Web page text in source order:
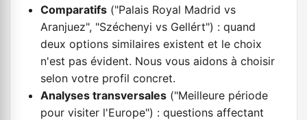
Comparatifs ("Palais Royal Madrid vs
Aranjuez", "Széchenyi vs Gellért") : quand
deux options similaires existent et le choix
n'est pas évident. Nous vous aidons à choisir
selon votre profil concret.
Analyses transversales ("Meilleure période
pour visiter l'Europe") : questions affectant